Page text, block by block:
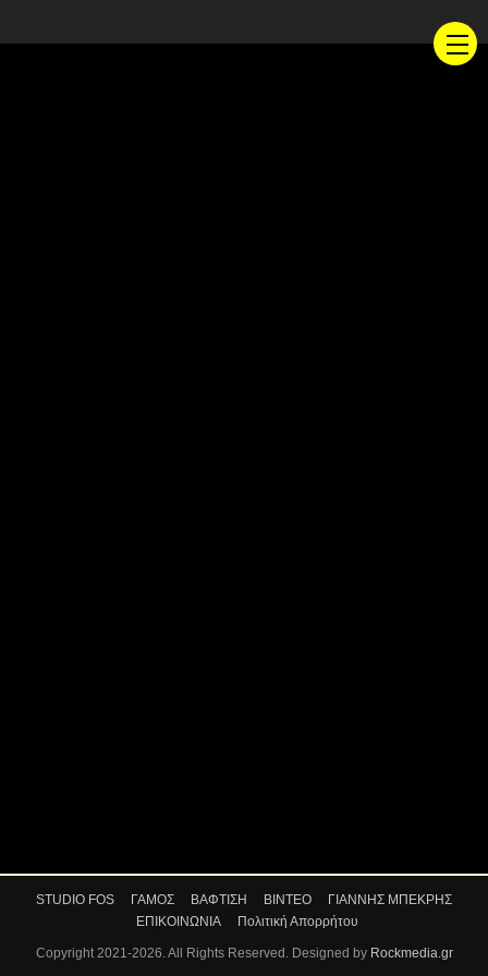
Copyright 2021-2026. All Rights Reserved. Designed by Rockmedia.gr
STUDIO FOS ΓΑΜΟΣ ΒΑΦΤΙΣΗ ΒΙΝΤΕΟ
ΓΙΑΝΝΗΣ ΜΠΕΚΡΗΣ
ΕΠΙΚΟΙΝΩΝΙΑ
Πολιτική Απορρήτου